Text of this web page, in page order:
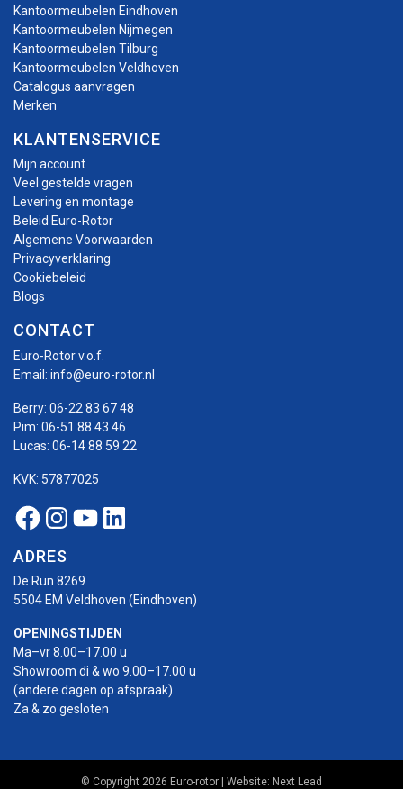
Kantoormeubelen Eindhoven
Kantoormeubelen Nijmegen
Kantoormeubelen Tilburg
Kantoormeubelen Veldhoven
Catalogus aanvragen
Merken
KLANTENSERVICE
Mijn account
Veel gestelde vragen
Levering en montage
Beleid Euro-Rotor
Algemene Voorwaarden
Privacyverklaring
Cookiebeleid
Blogs
CONTACT
Euro-Rotor v.o.f.
Email: info@euro-rotor.nl
Berry: 06-22 83 67 48
Pim: 06-51 88 43 46
Lucas: 06-14 88 59 22
KVK: 57877025
Facebook Euro-rotor
Instagram Euro-rotor
Youtube Euro-rotor
Linkedin Euro-rotor
ADRES
De Run 8269
5504 EM Veldhoven (Eindhoven)
OPENINGSTIJDEN
Ma–vr 8.00–17.00 u
Showroom di & wo 9.00–17.00 u
(andere dagen op afspraak)
Za & zo gesloten
© Copyright 2026 Euro-rotor | Website: Next Lead